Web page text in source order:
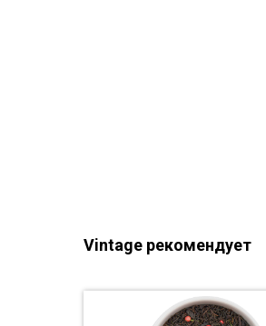
Vintage рекомендует